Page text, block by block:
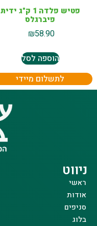
פטיש פלדה 1 ק"ג ידית
פיברגלס
₪58.90
הוספה לסל
לתשלום מיידי
ניווט
ראשי
אודות
סניפים
בלוג